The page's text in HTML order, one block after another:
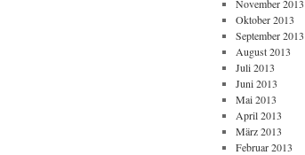
November 2013
Oktober 2013
September 2013
August 2013
Juli 2013
Juni 2013
Mai 2013
April 2013
März 2013
Februar 2013